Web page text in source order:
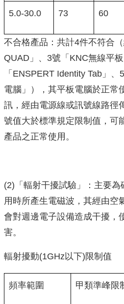
5.0-30.0 73 60
不合格產品：共計4件不符合
QUAD」、3號「KNC無線平
「ENSPERT Identity Tab」
電腦」），其平板電腦於正常
訊，經由電源線或訊號線路徑
號值大於標準規定限制值，可
產品之正常使用。
(2)「輻射干擾試驗」：主要
用時所產生電磁波，其經由空
會對週邊電子設備造成干擾，
害。
輻射擾動(1GHz以下)限制值
頻率範圍 甲類準峰限